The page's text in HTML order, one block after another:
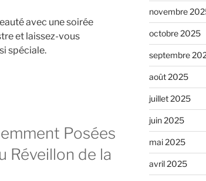
avec une soirée
et laissez-vous
spéciale.
Posées
Réveillon de la
novembre
octobre 2025
septembre
août 2025
juillet 2025
juin 2025
mai 2025
avril 2025